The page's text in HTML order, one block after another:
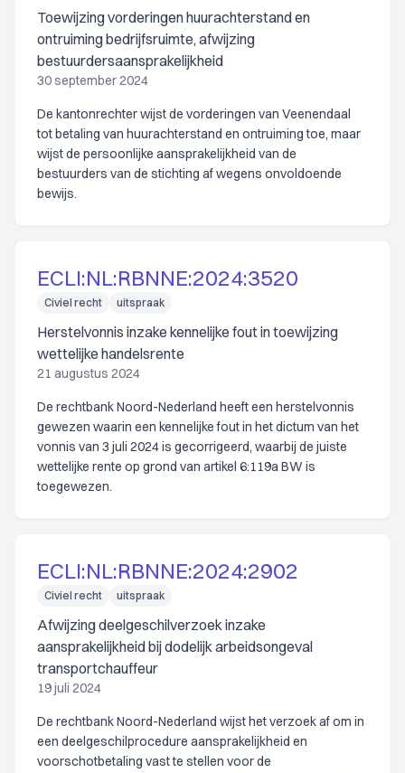
Toewijzing vorderingen huurachterstand en
ontruiming bedrijfsruimte, afwijzing
bestuurdersaansprakelijkheid
30 september 2024
De kantonrechter wijst de vorderingen van Veenendaal
tot betaling van huurachterstand en ontruiming toe, maar
wijst de persoonlijke aansprakelijkheid van de
bestuurders van de stichting af wegens onvoldoende
bewijs.
ECLI:NL:RBNNE:2024:3520
Civiel recht uitspraak
Herstelvonnis inzake kennelijke fout in toewijzing
wettelijke handelsrente
21 augustus 2024
De rechtbank Noord-Nederland heeft een herstelvonnis
gewezen waarin een kennelijke fout in het dictum van het
vonnis van 3 juli 2024 is gecorrigeerd, waarbij de juiste
wettelijke rente op grond van artikel 6:119a BW is
toegewezen.
ECLI:NL:RBNNE:2024:2902
Civiel recht uitspraak
Afwijzing deelgeschilverzoek inzake
aansprakelijkheid bij dodelijk arbeidsongeval
transportchauffeur
19 juli 2024
De rechtbank Noord-Nederland wijst het verzoek af om in
een deelgeschilprocedure aansprakelijkheid en
voorschotbetaling vast te stellen voor de